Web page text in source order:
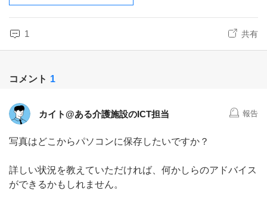
1 共有
コメント 1
カイト@ある介護施設のICT担当 報告
写真はどこからパソコンに保存したいですか？
詳しい状況を教えていただければ、何かしらのアドバイス
ができるかもしれません。